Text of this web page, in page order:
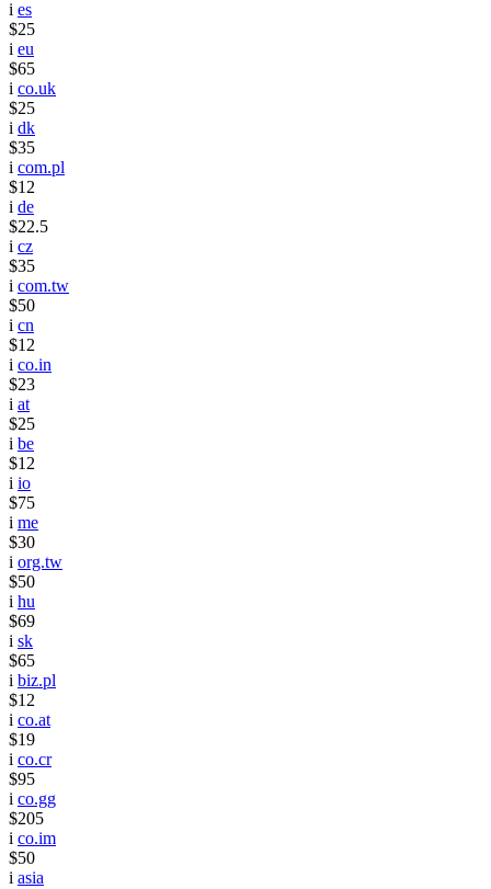
i es
$25
i eu
$65
i co.uk
$25
i dk
$35
i com.pl
$12
i de
$22.5
i cz
$35
i com.tw
$50
i cn
$12
i co.in
$23
i at
$25
i be
$12
i io
$75
i me
$30
i org.tw
$50
i hu
$69
i sk
$65
i biz.pl
$12
i co.at
$19
i co.cr
$95
i co.gg
$205
i co.im
$50
i asia